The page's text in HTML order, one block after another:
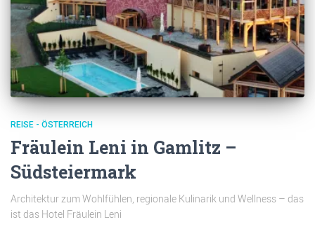
REISE - ÖSTERREICH
Fräulein Leni in Gamlitz –
Südsteiermark
Architektur zum Wohlfühlen, regionale Kulinarik und Wellness – das
ist das Hotel Fräulein Leni